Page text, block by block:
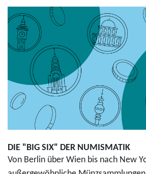
DIE "BIG SIX" DER NUMISMATIK
Von Berlin über Wien bis nach New